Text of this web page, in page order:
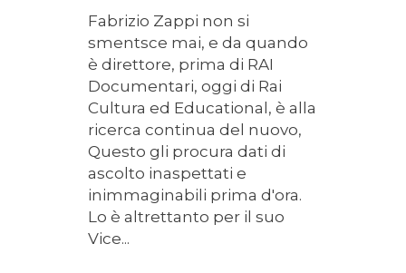
Fabrizio Zappi non si
smentsce mai, e da quando
è direttore, prima di RAI
Documentari, oggi di Rai
Cultura ed Educational, è alla
ricerca continua del nuovo,
Questo gli procura dati di
ascolto inaspettati e
inimmaginabili prima d'ora.
Lo è altrettanto per il suo
Vice...